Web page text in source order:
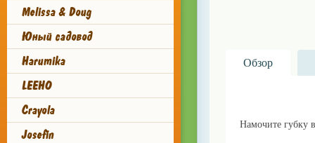
Melissa & Doug
Юный садовод
Harumika
LEEHO
Crayola
Josefin
Обзор
Намочите губку